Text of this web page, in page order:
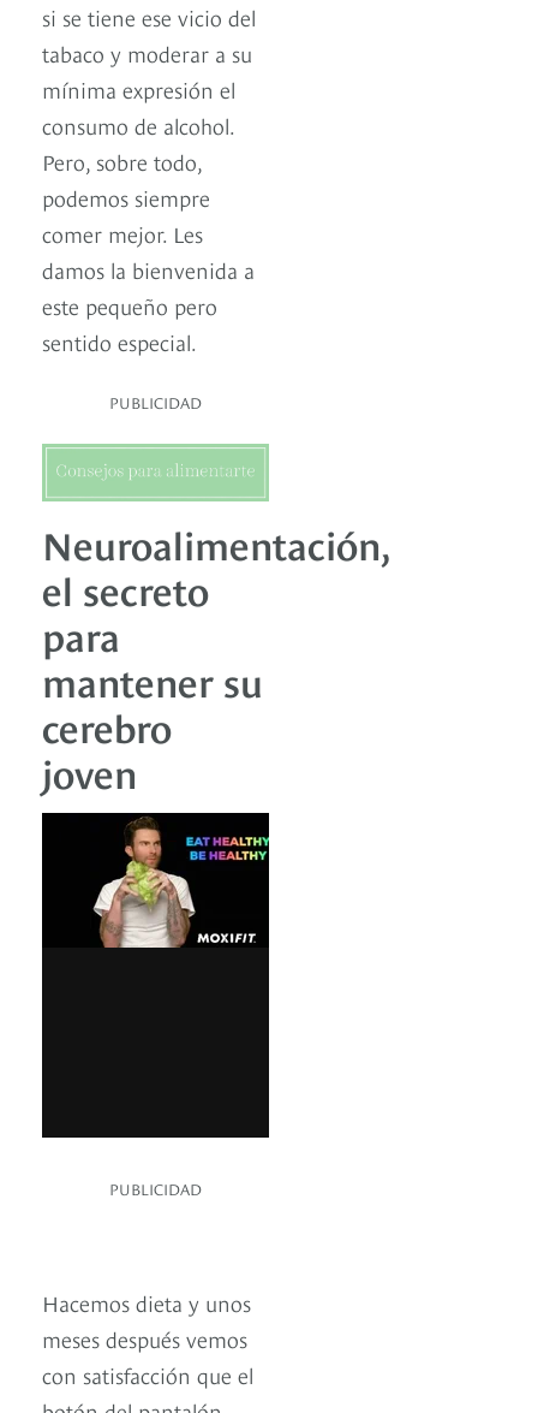
si se tiene ese vicio del
tabaco y moderar a su
mínima expresión el
consumo de alcohol.
Pero, sobre todo,
podemos siempre
comer mejor. Les
damos la bienvenida a
este pequeño pero
sentido especial.
PUBLICIDAD
Neuroalimentación,
el secreto
para
mantener su
cerebro
joven
PUBLICIDAD
Hacemos dieta y unos
meses después vemos
con satisfacción que el